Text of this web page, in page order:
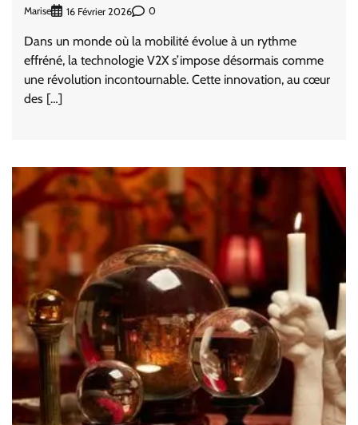
Marise 16 Février 2026 0
Dans un monde où la mobilité évolue à un rythme
effréné, la technologie V2X s’impose désormais comme
une révolution incontournable. Cette innovation, au cœur
des […]